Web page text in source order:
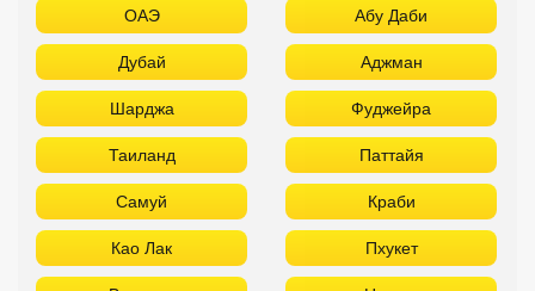
ОАЭ Абу Даби
Дубай Аджман
Шарджа Фуджейра
Таиланд Паттайя
Самуй Краби
Као Лак Пхукет